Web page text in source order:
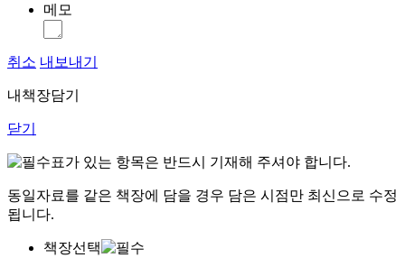
메모
취소 내보내기
내책장담기
닫기
표가 있는 항목은 반드시 기재해 주셔야 합니다.
동일자료를 같은 책장에 담을 경우 담은 시점만 최신으로 수정
됩니다.
책장선택